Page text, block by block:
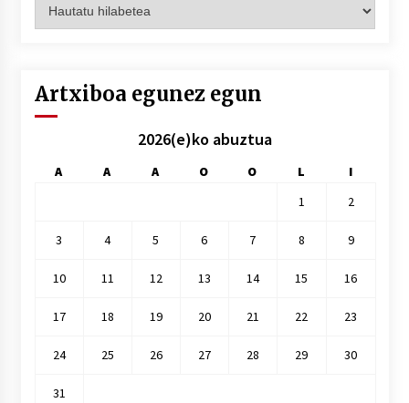
hilez
Artxiboa egunez egun
2026(e)ko abuztua
A A A O O L
I
1
2
3 4 5 6 7 8 9
10 11 12 13 14 15 16
17 18 19 20 21 22 23
24 25 26 27 28 29 30
31